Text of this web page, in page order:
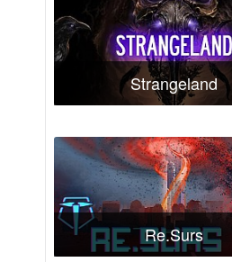
Strangeland
Re.Surs